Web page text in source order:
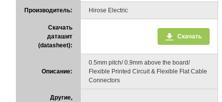
Производитель: Hirose Electric
Скачать
даташит
(datasheet):
Скачать
Описание:
0.5mm pitch/ 0.9mm above the board/
Flexible Printed Circuit & Flexible Flat Cable
Connectors
Другие,